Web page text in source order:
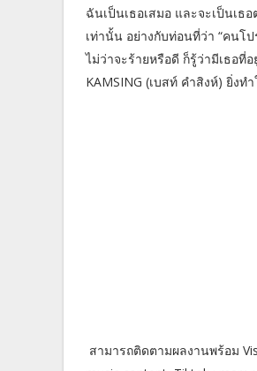
ฉันเป็นเธอเสมอ และจะเป็นเธ
เท่านั้น อย่างกับท่อนที่ว่า “คนโ
ไม่ว่าจะร้ายหรือดี ก็รู้ว่ามีเธอที่
KAMSING (เบสท์ คำสิงห์) ยิ่ง
สามารถติดตามผลงานพร้อม